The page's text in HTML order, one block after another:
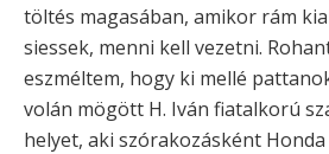
töltés magasában, amikor rám
siessek, menni kell vezetni.
eszméltem, hogy ki mellé
volán mögött H. Iván fiatalkorú
helyet, aki szórakozásként